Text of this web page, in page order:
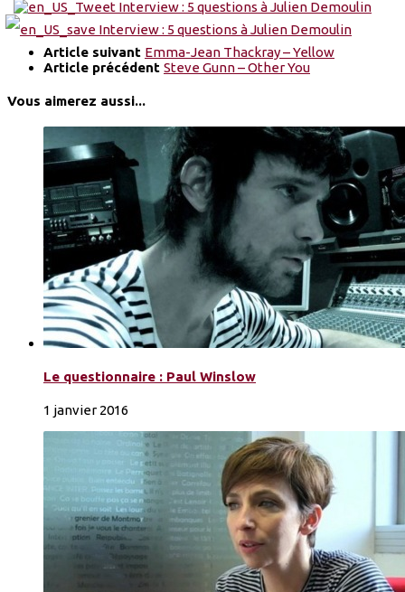
Article suivant Emma-Jean Thackray – Yellow
Article précédent Steve Gunn – Other You
Vous aimerez aussi...
Le questionnaire : Paul Winslow
1 janvier 2016